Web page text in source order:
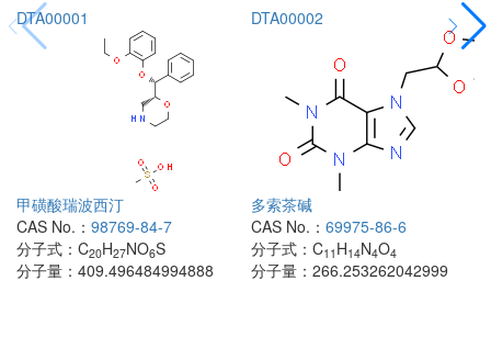
DTA00001
甲磺酸瑞波西汀
CAS No.： 98769-84-7
分子式： C20H27NO6S
分子量： 409.496484994888
DTA00002
多索茶碱
CAS No.： 69975-86-6
分子式： C11 H14N4O4
分子量： 266.253262042999